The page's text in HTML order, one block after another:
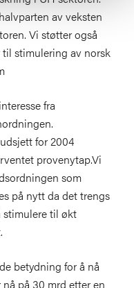
av veksten
Vi støtter også
stimulering av norsk
fra
for 2004
provenytap.Vi
som
på nytt da det trengs
stimulere til økt
betydning for å nå
på 30 mrd etter en